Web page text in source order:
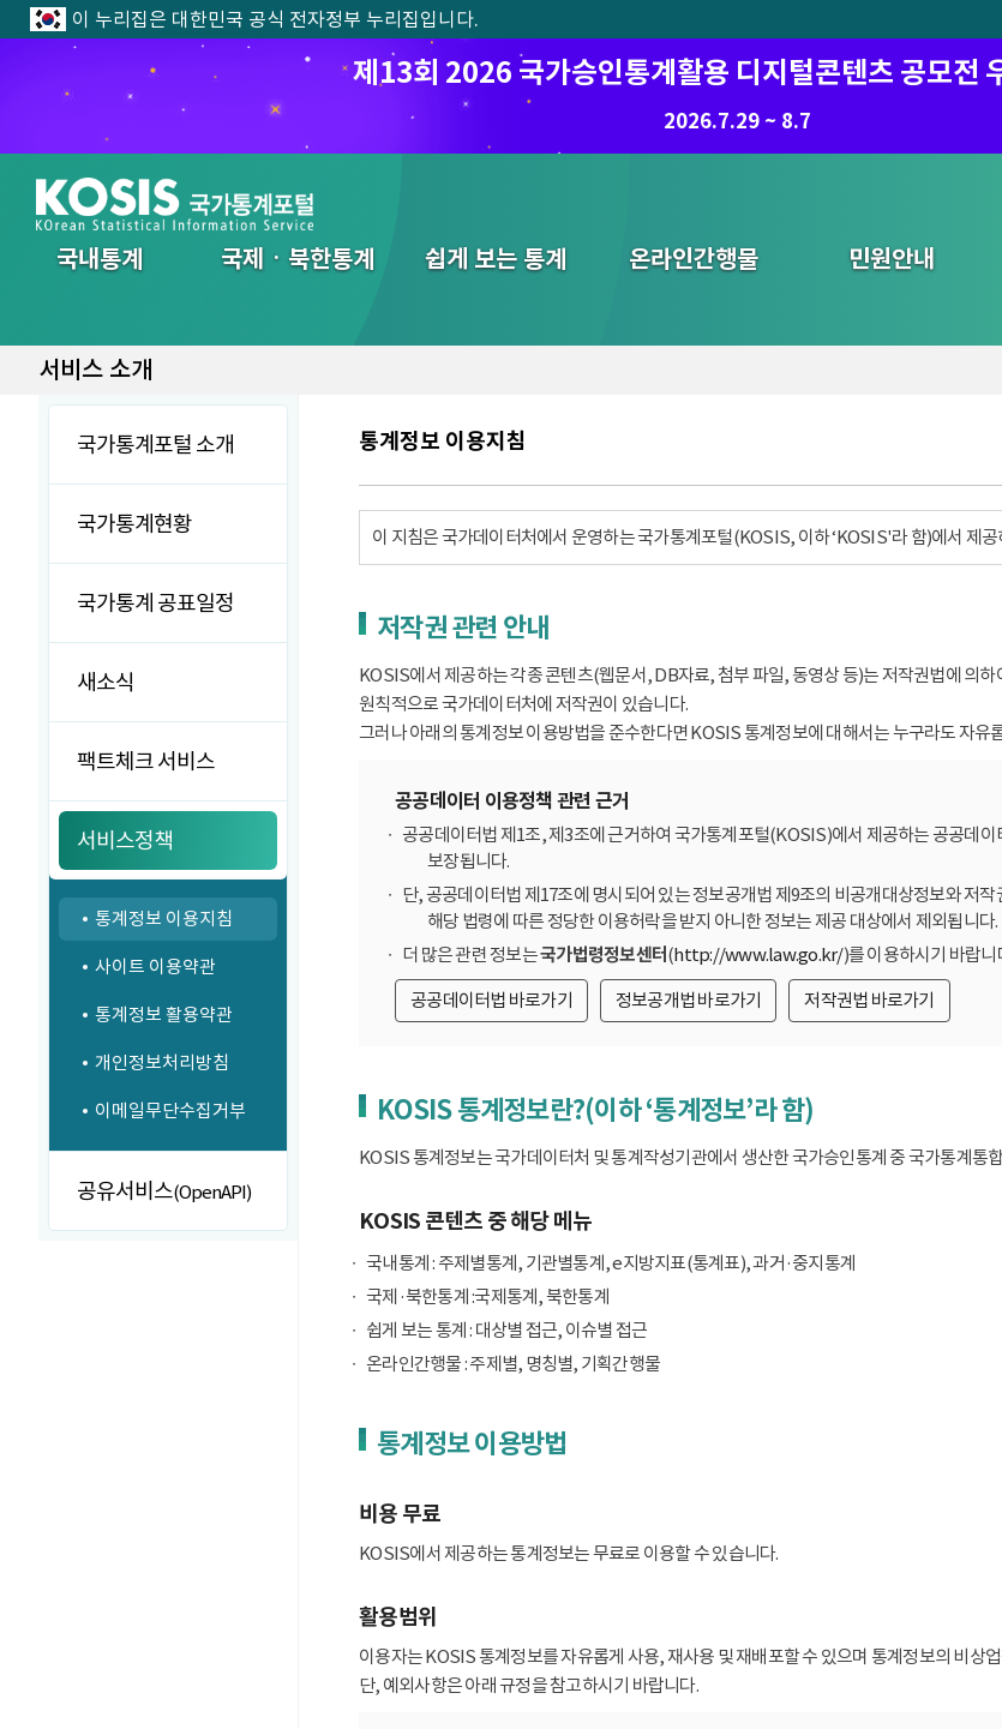
이 누리집은 대한민국 공식 전자정부 누리집입니다.
제13회 2026 국가승인통계활용 디지털콘텐츠 공모전
2026.7.29 ~ 8.7
국내통계 국제ㆍ북한통계 쉽게 보는 통계 온라인간행물 민원안내
통합검색
서비스 소개
국가통계포털 소개
국가통계현황
국가통계 공표일정
새소식
팩트체크 서비스
서비스정책
통계정보 이용지침
사이트 이용약관
통계정보 활용약관
개인정보처리방침
이메일무단수집거부
공유서비스(OpenAPI)
통계정보 이용지침
이 지침은 국가데이터처에서 운영하는 국가통계포털(KOSIS, 이하 ‘KOSIS'라 함)에서 제
저작권 관련 안내
KOSIS에서 제공하는 각종 콘텐츠(웹문서, DB자료, 첨부 파일, 동영상 등)는 저작권법에 의
원칙적으로 국가데이터처에 저작권이 있습니다.
그러나 아래의 통계정보 이용방법을 준수한다면 KOSIS 통계정보에 대해서는 누구라도 자유
공공데이터 이용정책 관련 근거
공공데이터법 제1조, 제3조에 근거하여 국가통계포털(KOSIS)에서 제공하는 공공데
보장됩니다.
단, 공공데이터법 제17조에 명시되어 있는 정보공개법 제9조의 비공개대상정보와 저
해당 법령에 따른 정당한 이용허락을 받지 아니한 정보는 제공 대상에서 제외됩니다.
더 많은 관련 정보는국가법령정보센터(http://www.law.go.kr/)를 이용하시기 바랍니
공공데이터법 바로가기
정보공개법 바로가기 저작권법 바로가기
KOSIS 통계정보란?(이하 ‘통계정보’라 함)
KOSIS 통계정보는 국가데이터처 및 통계작성기관에서 생산한 국가승인통계 중 국가통계
KOSIS 콘텐츠 중 해당 메뉴
국내통계 : 주제별통계, 기관별통계, e지방지표(통계표), 과거·중지통계
국제·북한통계 :국제통계, 북한통계
쉽게 보는 통계 : 대상별 접근, 이슈별 접근
온라인간행물 : 주제별, 명칭별, 기획간행물
통계정보 이용방법
비용 무료
KOSIS에서 제공하는 통계정보는 무료로 이용할 수 있습니다.
활용범위
이용자는 KOSIS 통계정보를 자유롭게 사용, 재사용 및 재배포할 수 있으며 통계정보의 비상
단, 예외사항은 아래 규정을 참고하시기 바랍니다.